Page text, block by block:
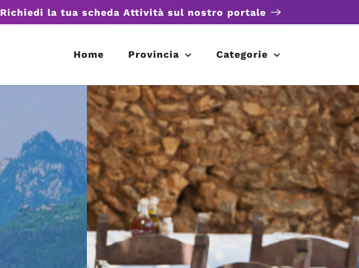
Richiedi la tua scheda Attività sul nostro portale
Home Provincia Categorie